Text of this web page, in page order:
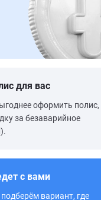
для вас
оформить полис,
за безаварийное
с вами
вариант, где